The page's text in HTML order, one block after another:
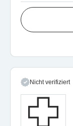
Nicht verifiziert